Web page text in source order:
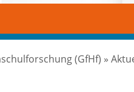
(GfHf) »